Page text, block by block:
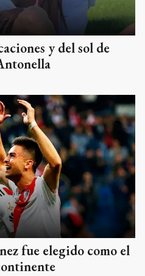
y del sol de
fue elegido como el